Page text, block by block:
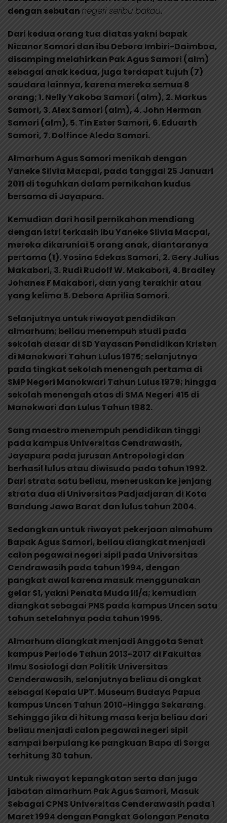
dengan sebutannegeri seribu bakau.
Dari kedua orang tua diatas yakni bapak
Nicanor Samori dan ibu Debora Imbiri-Daimboa,
disamping melahirkan Pak Agus Samori (alm)
sebagai anak kedua, juga terdapat tujuh (7)
saudara lainnya, karena mereka semua 8
orang; 1. Nelly Yakoba Samori (alm), 2. Markus
Samori, 3. Alex Samori (alm), 4. John Herman
Samori (alm), 5. Tin Ester Samori, 6. Eduarth
Samori, 7. Dolfince Aleda Samori.
Almarhum Agus Samori menikah dengan
Yaneke Silvia Macpal, pada tanggal 25 Januari
2011 di teguhkan dalam pernikahan kudus
bersama di Jayapura.
Kemudian dari hasil pernikahan mendiang
dengan istri terkasih Ibu Yaneke Silvia Macpal,
mereka dikaruniai 5 orang anak, diantaranya
pertama (1). Yosina Edekas Samori, 2. Gery Julius
Makabori, 3. Rudi Rudolf W. Makabori, 4. Bradley
Johanes F Makabori, dan yang terakhir atau
yang kelima 5. Debora Aprilia Samori.
Selanjutnya untuk riwayat pendidikan
almarhum; beliau menempuh studi pada
sekolah dasar di SD Yayasan Pendidikan Kristen
di Manokwari Tahun Lulus 1975; selanjutnya
pada tingkat sekolah menengah pertama di
SMP Negeri Manokwari Tahun Lulus 1979; hingga
sekolah menengah atas di SMA Negeri 415 di
Manokwari dan Lulus Tahun 1982.
Sang maestro menempuh pendidikan tinggi
pada kampus Universitas Cendrawasih,
Jayapura pada jurusan Antropologi dan
berhasil lulus atau diwisuda pada tahun 1992.
Dari strata satu beliau, meneruskan ke jenjang
strata dua di Universitas Padjadjaran di Kota
Bandung Jawa Barat dan lulus tahun 2004.
Sedangkan untuk riwayat pekerjaan almahum
Bapak Agus Samori, beliau diangkat menjadi
calon pegawai negeri sipil pada Universitas
Cendrawasih pada tahun 1994, dengan
pangkat awal karena masuk menggunakan
gelar S1, yakni Penata Muda III/a; kemudian
diangkat sebagai PNS pada kampus Uncen satu
tahun setelahnya pada tahun 1995.
Almarhum diangkat menjadi Anggota Senat
kampus Periode Tahun 2013-2017 di Fakultas
Ilmu Sosiologi dan Politik Universitas
Cenderawasih, selanjutnya beliau di angkat
sebagai Kepala UPT. Museum Budaya Papua
kampus Uncen Tahun 2010-Hingga Sekarang.
Sehingga jika di hitung masa kerja beliau dari
beliau menjadi calon pegawai negeri sipil
sampai berpulang ke pangkuan Bapa di Sorga
terhitung 30 tahun.
Untuk riwayat kepangkatan serta dan juga
jabatan almarhum Pak Agus Samori, Masuk
Sebagai CPNS Universitas Cenderawasih pada 1
Maret 1994 dengan Pangkat Golongan Penata